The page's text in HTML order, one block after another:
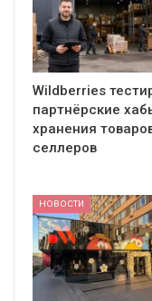
Wildberries
партнёрские
хранения
селлеров
НОВОСТИ